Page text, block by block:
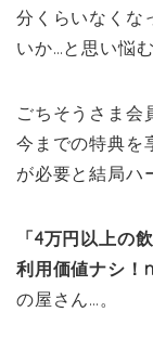
分くらいなくな
いか…と思い悩
ごちそうさま会
今までの特典を
が必要と結局ハ
「4万円以上の
利用価値ナシ！
の屋さん…。